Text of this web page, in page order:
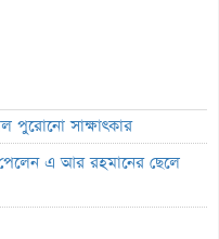
পুরোনো সাক্ষাৎকার
পেলেন এ আর রহমানের ছেলে